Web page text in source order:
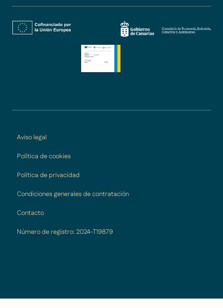
Aviso legal
Política de cookies
Política de privacidad
Condiciones generales de contratación
Contacto
Número de registro: 2024-T19879